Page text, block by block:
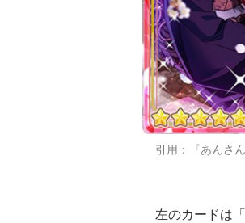
引用：『あんさ
左のカードは